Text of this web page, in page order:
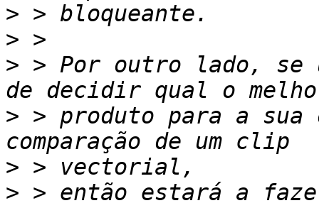
>
>
> > Por outro lado, se
> > produto para a
>
> > então estará a